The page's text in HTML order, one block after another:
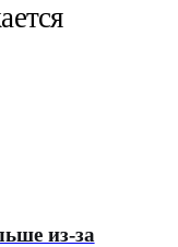
из-за